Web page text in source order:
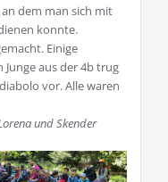
an dem man sich mit
konnte.
Einige
aus der 4b trug
vor. Alle waren
und Skender